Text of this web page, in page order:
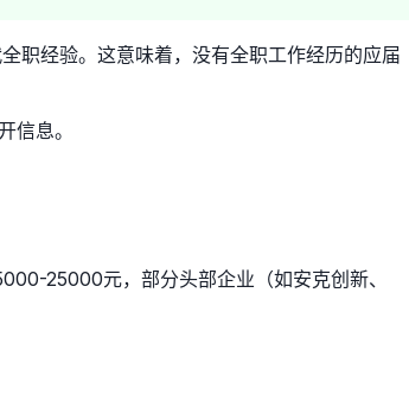
职经验。这意味着，没有全职工作经历的应届
息。
25000元，部分头部企业（如安克创新、